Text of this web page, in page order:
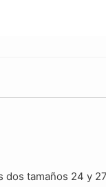
tamaños 24 y